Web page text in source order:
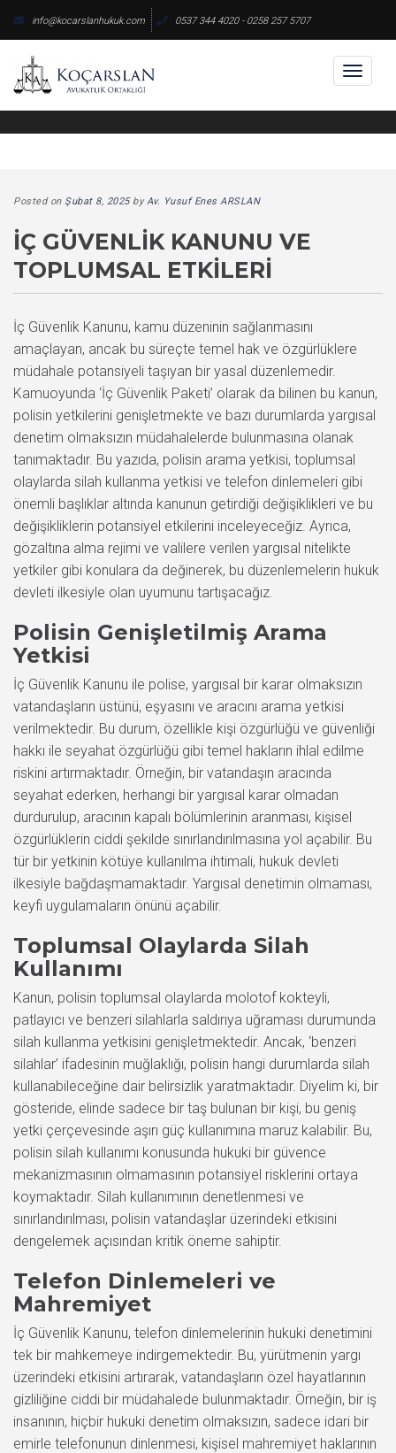
content
info@kocarslanhukuk.com 0537 344 4020 - 0258 257 5707
Posted on Şubat 8, 2025byAv. Yusuf Enes ARSLAN
İÇ GÜVENLIK KANUNU VE
TOPLUMSAL ETKILERI
İç Güvenlik Kanunu, kamu düzeninin sağlanmasını
amaçlayan, ancak bu süreçte temel hak ve özgürlüklere
müdahale potansiyeli taşıyan bir yasal düzenlemedir.
Kamuoyunda ‘İç Güvenlik Paketi’ olarak da bilinen bu kanun,
polisin yetkilerini genişletmekte ve bazı durumlarda yargısal
denetim olmaksızın müdahalelerde bulunmasına olanak
tanımaktadır. Bu yazıda, polisin arama yetkisi, toplumsal
olaylarda silah kullanma yetkisi ve telefon dinlemeleri gibi
önemli başlıklar altında kanunun getirdiği değişiklikleri ve bu
değişikliklerin potansiyel etkilerini inceleyeceğiz. Ayrıca,
gözaltına alma rejimi ve valilere verilen yargısal nitelikte
yetkiler gibi konulara da değinerek, bu düzenlemelerin hukuk
devleti ilkesiyle olan uyumunu tartışacağız.
Polisin Genişletilmiş Arama
Yetkisi
İç Güvenlik Kanunu ile polise, yargısal bir karar olmaksızın
vatandaşların üstünü, eşyasını ve aracını arama yetkisi
verilmektedir. Bu durum, özellikle kişi özgürlüğü ve güvenliği
hakkı ile seyahat özgürlüğü gibi temel hakların ihlal edilme
riskini artırmaktadır. Örneğin, bir vatandaşın aracında
seyahat ederken, herhangi bir yargısal karar olmadan
durdurulup, aracının kapalı bölümlerinin aranması, kişisel
özgürlüklerin ciddi şekilde sınırlandırılmasına yol açabilir. Bu
tür bir yetkinin kötüye kullanılma ihtimali, hukuk devleti
ilkesiyle bağdaşmamaktadır. Yargısal denetimin olmaması,
keyfi uygulamaların önünü açabilir.
Toplumsal Olaylarda Silah
Kullanımı
Kanun, polisin toplumsal olaylarda molotof kokteyli,
patlayıcı ve benzeri silahlarla saldırıya uğraması durumunda
silah kullanma yetkisini genişletmektedir. Ancak, ‘benzeri
silahlar’ ifadesinin muğlaklığı, polisin hangi durumlarda silah
kullanabileceğine dair belirsizlik yaratmaktadır. Diyelim ki, bir
gösteride, elinde sadece bir taş bulunan bir kişi, bu geniş
yetki çerçevesinde aşırı güç kullanımına maruz kalabilir. Bu,
polisin silah kullanımı konusunda hukuki bir güvence
mekanizmasının olmamasının potansiyel risklerini ortaya
koymaktadır. Silah kullanımının denetlenmesi ve
sınırlandırılması, polisin vatandaşlar üzerindeki etkisini
dengelemek açısından kritik öneme sahiptir.
Telefon Dinlemeleri ve
Mahremiyet
İç Güvenlik Kanunu, telefon dinlemelerinin hukuki denetimini
tek bir mahkemeye indirgemektedir. Bu, yürütmenin yargı
üzerindeki etkisini artırarak, vatandaşların özel hayatlarının
gizliliğine ciddi bir müdahalede bulunmaktadır. Örneğin, bir iş
insanının, hiçbir hukuki denetim olmaksızın, sadece idari bir
emirle telefonunun dinlenmesi, kişisel mahremiyet haklarının